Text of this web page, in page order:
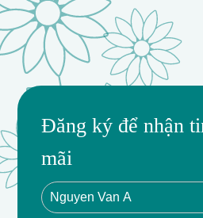
Đăng ký để nhận
mãi